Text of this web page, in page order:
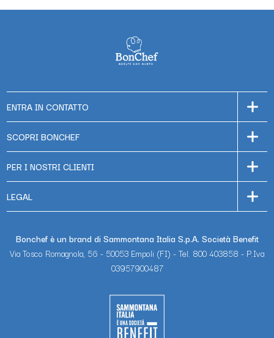
ENTRA IN CONTATTO
SCOPRI BONCHEF
PER I NOSTRI CLIENTI
LEGAL
Bonchef è un brand di Sammontana Italia S.p.A. Società Benefit
Via Tosco Romagnola, 56 - 50053 Empoli (FI) - Tel. 800 403858 - P.Iva
03957900487